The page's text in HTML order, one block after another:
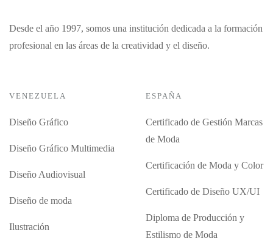
Desde el año 1997, somos una institución dedicada a la formación
profesional en las áreas de la creatividad y el diseño.
VENEZUELA
Diseño Gráfico
Diseño Gráfico Multimedia
Diseño Audiovisual
Diseño de moda
Ilustración
ESPAÑA
Certificado de Gestión Marcas
de Moda
Certificación de Moda y Color
Certificado de Diseño UX/UI
Diploma de Producción y
Estilismo de Moda